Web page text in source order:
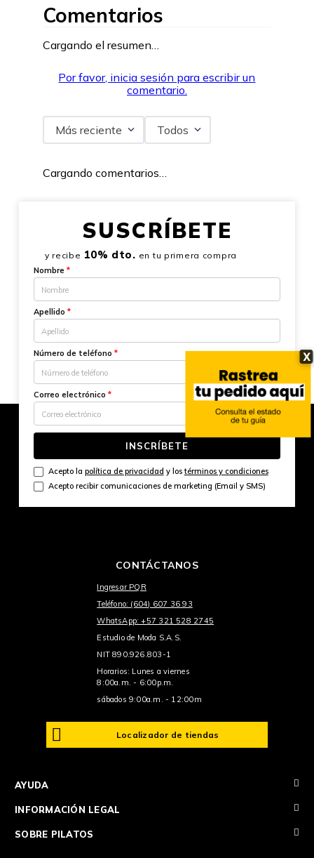
X
Comentarios
Cargando el resumen…
Por favor, inicia sesión para escribir un
comentario.
Más reciente Todos
Cargando comentarios…
SUSCRÍBETE
y recibe 10% dto. en tu primera compra
Nombre *
Apellido *
Número de teléfono *
Correo electrónico *
INSCRÍBETE
Acepto la política de privacidad y lostérminos y condiciones
Acepto recibir comunicaciones de marketing (Email y SMS)
CONTÁCTANOS
Ingresar PQR
Teléfono: (604) 607 36 93
WhatsApp: +57 321 528 2745
Estudio de Moda S.A.S.
NIT 890.926.803-1
Horarios: Lunes a viernes
8:00a.m. - 6:00p.m.
sábados 9:00a.m. - 12:00m
Localizador de tiendas
AYUDA +
INFORMACIÓN LEGAL +
SOBRE PILATOS +